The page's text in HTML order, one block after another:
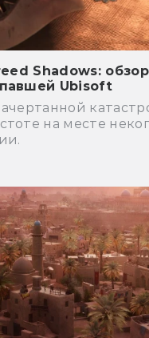
Shadows:
Ubisoft
на месте